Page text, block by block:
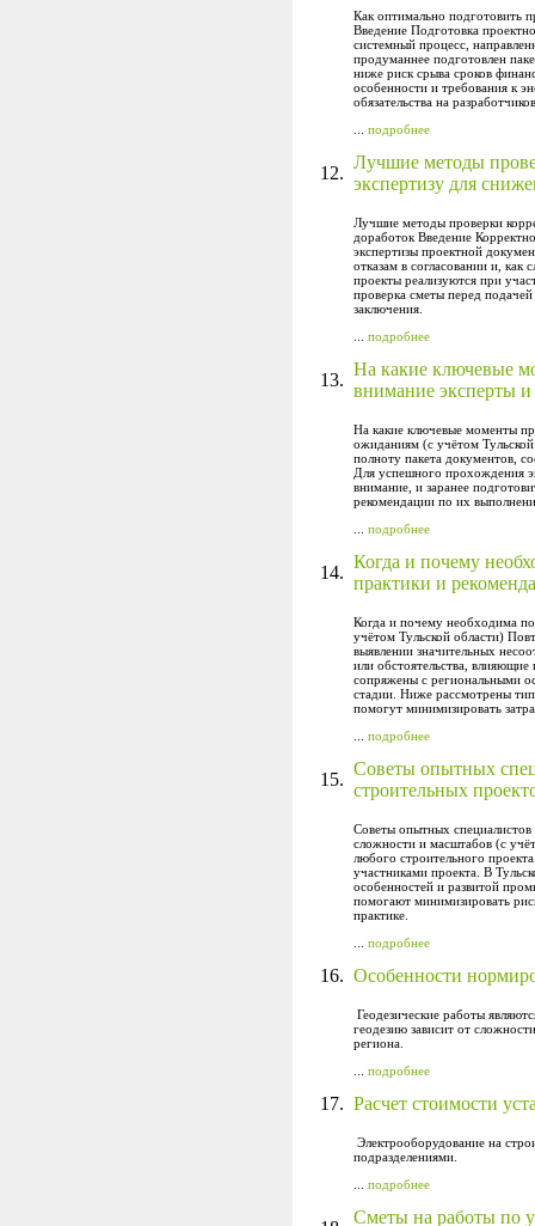
Как оптимально подготовить
Введение Подготовка
системный процесс,
продуманнее подготовлен
ниже риск срыва сроков
особенности и требования к
обязательства на
подробнее
12.
Лучшие методы
экспертизу для
Лучшие методы проверки
доработок Введение
экспертизы проектной
отказам в согласовании и, как
проекты реализуются при
проверка сметы перед
заключения.
подробнее
13.
На какие ключевые
внимание эксперты и
На какие ключевые моменты
ожиданиям (с учётом
полноту пакета документов,
Для успешного прохождения
внимание, и заранее
рекомендации по их
подробнее
14.
Когда и почему
практики и
Когда и почему необходима
учётом Тульской области)
выявлении значительных
или обстоятельства, влияющие
сопряжены с региональными
стадии. Ниже рассмотрены
помогут минимизировать
подробнее
15.
Советы опытных
строительных
Советы опытных
сложности и масштабов (с
любого строительного
участниками проекта. В
особенностей и развитой
помогают минимизировать
практике.
подробнее
16. Особенности
Геодезические работы
геодезию зависит от
региона.
подробнее
17. Расчет стоимости
Электрооборудование на
подразделениями.
подробнее
Сметы на работы по